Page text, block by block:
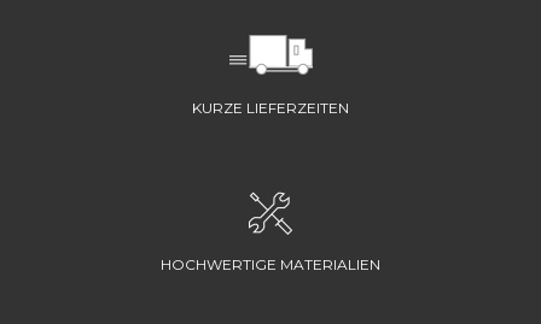
KURZE LIEFERZEITEN
HOCHWERTIGE MATERIALIEN